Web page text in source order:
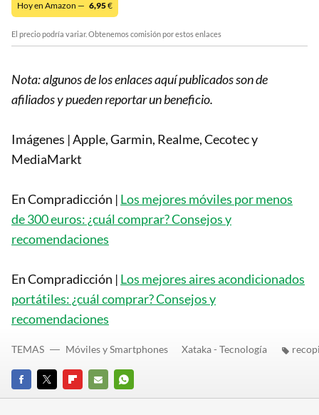
Hoy en Amazon — 6,95€
El precio podría variar. Obtenemos comisión por estos enlaces
Nota: algunos de los enlaces aquí publicados son de
afiliados y pueden reportar un beneficio.
Imágenes | Apple, Garmin, Realme, Cecotec y
MediaMarkt
En Compradicción | Los mejores móviles por menos
de 300 euros: ¿cuál comprar? Consejos y
recomendaciones
En Compradicción | Los mejores aires acondicionados
portátiles: ¿cuál comprar? Consejos y
recomendaciones
FACEBOOK
TWITTERFLIPBOARD
E-
WHATSAPP
TEMAS Móviles y Smartphones Xataka - Tecnología